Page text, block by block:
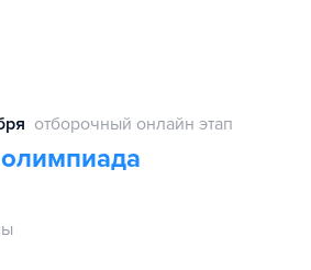
отборочный онлайн этап